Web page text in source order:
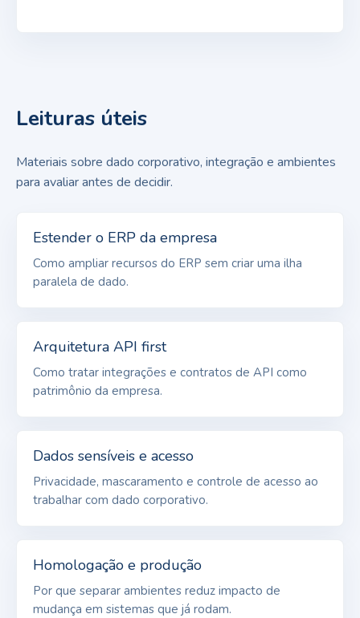
Leituras úteis
Materiais sobre dado corporativo, integração e ambientes
para avaliar antes de decidir.
Estender o ERP da empresa
Como ampliar recursos do ERP sem criar uma ilha
paralela de dado.
Arquitetura API first
Como tratar integrações e contratos de API como
patrimônio da empresa.
Dados sensíveis e acesso
Privacidade, mascaramento e controle de acesso ao
trabalhar com dado corporativo.
Homologação e produção
Por que separar ambientes reduz impacto de
mudança em sistemas que já rodam.